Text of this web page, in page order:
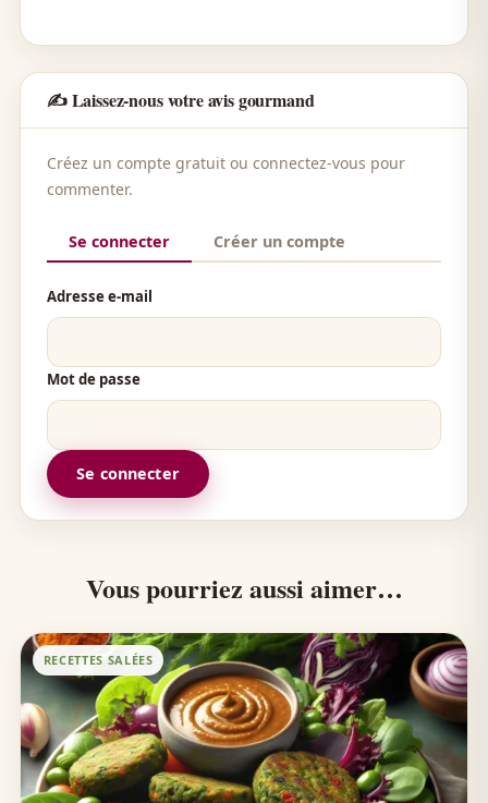
✍️ Laissez-nous votre avis gourmand
Créez un compte gratuit ou connectez-vous pour
commenter.
Se connecter Créer un compte
Adresse e-mail
Mot de passe
Se connecter
Vous pourriez aussi aimer…
RECETTES SALÉES